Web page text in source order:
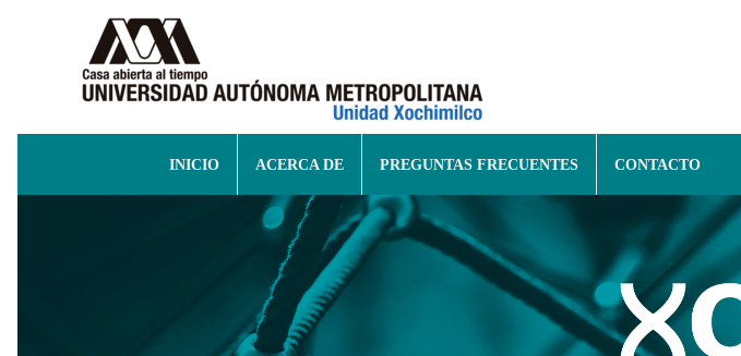
INICIO ACERCA DE PREGUNTAS FRECUENTES CONTACTO